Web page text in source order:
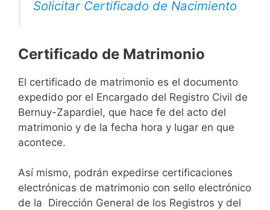
Solicitar Certificado de Nacimiento
Certificado de Matrimonio
El certificado de matrimonio es el documento
expedido por el Encargado del Registro Civil de
Bernuy-Zapardiel, que hace fe del acto del
matrimonio y de la fecha hora y lugar en que
acontece.
Así mismo, podrán expedirse certificaciones
electrónicas de matrimonio con sello electrónico
de la Dirección General de los Registros y del